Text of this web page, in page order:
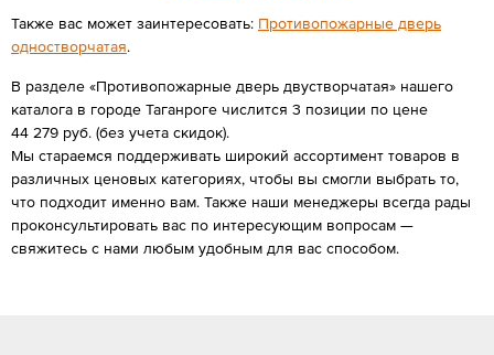
Также вас может заинтересовать: Противопожарные дверь
одностворчатая.
В разделе «Противопожарные дверь двустворчатая» нашего
каталога в городе Таганроге числится 3 позиции по цене
44 279 руб. (без учета скидок).
Мы стараемся поддерживать широкий ассортимент товаров в
различных ценовых категориях, чтобы вы смогли выбрать то,
что подходит именно вам. Также наши менеджеры всегда рады
проконсультировать вас по интересующим вопросам —
свяжитесь с нами любым удобным для вас способом.